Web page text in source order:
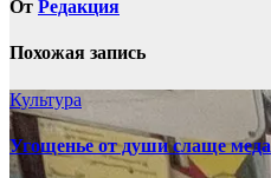
От Редакция
Похожая запись
Культура
Угощенье от души слаще меда